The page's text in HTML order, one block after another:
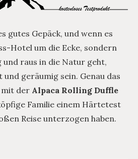
gutes Gepäck, und wenn es
Hotel um die Ecke, sondern
und raus in die Natur geht,
und geräumig sein. Genau das
mit der Alpaca Rolling Duffle
Familie einem Härtetest
Reise unterzogen haben.